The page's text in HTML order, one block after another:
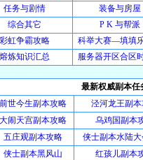
任务与剧情 装备与房屋
综合其它 P K 与帮派
彩虹争霸攻略 科举大赛—填填
熔炼知识汇总 服务器开区合区
最新权威副本任
前世今生副本攻略 泾河龙王副
大闹天宫副本攻略 乌鸡国副本
五庄观副本攻略 侠士副本水陆
侠士副本黑风山 红孩儿副本